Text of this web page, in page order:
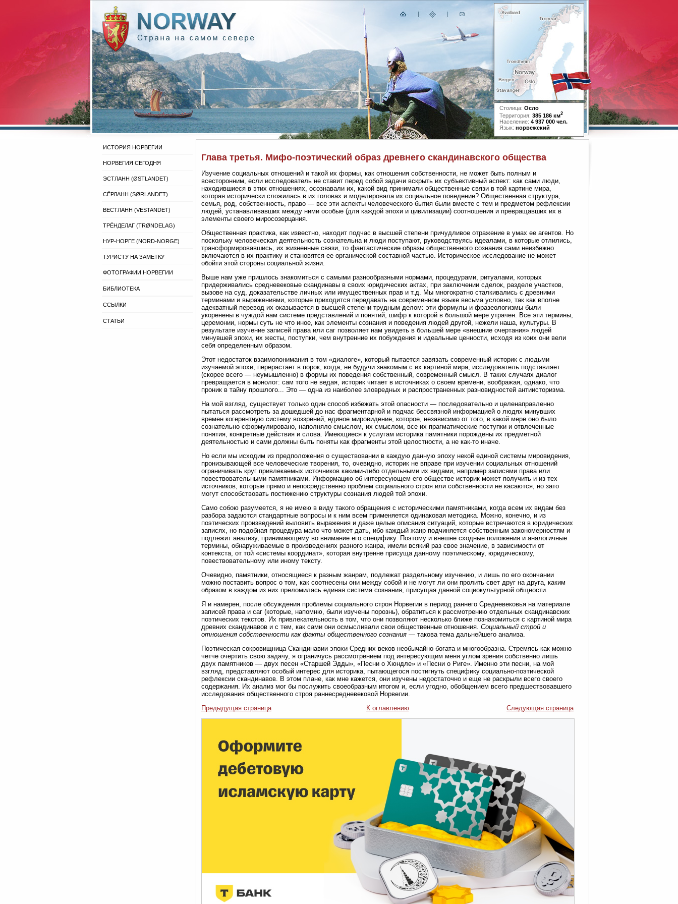
Столица: Осло
Территория: 385 186 км2
Население: 4 937 000 чел.
Язык: норвежский
ИСТОРИЯ НОРВЕГИИ
НОРВЕГИЯ СЕГОДНЯ
ЭСТЛАНН (ØSTLANDET)
СЁРЛАНН (SØRLANDET)
ВЕСТЛАНН (VESTANDET)
ТРЁНДЕЛАГ (TRØNDELAG)
НУР-НОРГЕ (NORD-NORGE)
ТУРИСТУ НА ЗАМЕТКУ
ФОТОГРАФИИ НОРВЕГИИ
БИБЛИОТЕКА
ССЫЛКИ
СТАТЬИ
Глава третья. Мифо-поэтический образ древнего скандинавского общества
Изучение социальных отношений и такой их формы, как отношения собственности, не может быть полным и
всесторонним, если исследователь не ставит перед собой задачи вскрыть их субъективный аспект: как сами люди,
находившиеся в этих отношениях, осознавали их, какой вид принимали общественные связи в той картине мира,
которая исторически сложилась в их головах и моделировала их социальное поведение? Общественная структура,
семья, род, собственность, право — все эти аспекты человеческого бытия были вместе с тем и предметом рефлексии
людей, устанавливавших между ними особые (для каждой эпохи и цивилизации) соотношения и превращавших их в
элементы своего миросозерцания.
Общественная практика, как известно, находит подчас в высшей степени причудливое отражение в умах ее агентов. Но
поскольку человеческая деятельность сознательна и люди поступают, руководствуясь идеалами, в которые отлились,
трансформировавшись, их жизненные связи, то фантастические образы общественного сознания сами неизбежно
включаются в их практику и становятся ее органической составной частью. Историческое исследование не может
обойти этой стороны социальной жизни.
Выше нам уже пришлось знакомиться с самыми разнообразными нормами, процедурами, ритуалами, которых
придерживались средневековые скандинавы в своих юридических актах, при заключении сделок, разделе участков,
вызове на суд, доказательстве личных или имущественных прав и т.д. Мы многократно сталкивались с древними
терминами и выражениями, которые приходится передавать на современном языке весьма условно, так как вполне
адекватный перевод их оказывается в высшей степени трудным делом: эти формулы и фразеологизмы были
укоренены в чуждой нам системе представлений и понятий, шифр к которой в большой мере утрачен. Все эти термины,
церемонии, нормы суть не что иное, как элементы сознания и поведения людей другой, нежели наша, культуры. В
результате изучение записей права или саг позволяет нам увидеть в большей мере «внешние очертания» людей
минувшей эпохи, их жесты, поступки, чем внутренние их побуждения и идеальные ценности, исходя из коих они вели
себя определенным образом.
Этот недостаток взаимопонимания в том «диалоге», который пытается завязать современный историк с людьми
изучаемой эпохи, перерастает в порок, когда, не будучи знакомым с их картиной мира, исследователь подставляет
(скорее всего — неумышленно) в формы их поведения собственный, современный смысл. В таких случаях диалог
превращается в монолог: сам того не ведая, историк читает в источниках о своем времени, воображая, однако, что
проник в тайну прошлого... Это — одна из наиболее зловредных и распространенных разновидностей антиисторизма.
На мой взгляд, существует только один способ избежать этой опасности — последовательно и целенаправленно
пытаться рассмотреть за дошедшей до нас фрагментарной и подчас бессвязной информацией о людях минувших
времен когерентную систему воззрений, единое мировидение, которое, независимо от того, в какой мере оно было
сознательно сформулировано, наполняло смыслом, их смыслом, все их прагматические поступки и отвлеченные
понятия, конкретные действия и слова. Имеющиеся к услугам историка памятники порождены их предметной
деятельностью и сами должны быть поняты как фрагменты этой целостности, а не как-то иначе.
Но если мы исходим из предположения о существовании в каждую данную эпоху некой единой системы мировидения,
пронизывающей все человеческие творения, то, очевидно, историк не вправе при изучении социальных отношений
ограничивать круг привлекаемых источников какими-либо отдельными их видами, например записями права или
повествовательными памятниками. Информацию об интересующем его обществе историк может получить и из тех
источников, которые прямо и непосредственно проблем социального строя или собственности не касаются, но зато
могут способствовать постижению структуры сознания людей той эпохи.
Само собою разумеется, я не имею в виду такого обращения с историческими памятниками, когда всем их видам без
разбора задаются стандартные вопросы и к ним всем применяется одинаковая методика. Можно, конечно, и из
поэтических произведений выловить выражения и даже целые описания ситуаций, которые встречаются в юридических
записях, но подобная процедура мало что может дать, ибо каждый жанр подчиняется собственным закономерностям и
подлежит анализу, принимающему во внимание его специфику. Поэтому и внешне сходные положения и аналогичные
термины, обнаруживаемые в произведениях разного жанра, имели всякий раз свое значение, в зависимости от
контекста, от той «системы координат», которая внутренне присуща данному поэтическому, юридическому,
повествовательному или иному тексту.
Очевидно, памятники, относящиеся к разным жанрам, подлежат раздельному изучению, и лишь по его окончании
можно поставить вопрос о том, как соотнесены они между собой и не могут ли они пролить свет друг на друга, каким
образом в каждом из них преломилась единая система сознания, присущая данной социокультурной общности.
Я и намерен, после обсуждения проблемы социального строя Норвегии в период раннего Средневековья на материале
записей права и саг (которые, напомню, были изучены порознь), обратиться к рассмотрению отдельных скандинавских
поэтических текстов. Их привлекательность в том, что они позволяют несколько ближе познакомиться с картиной мира
древних скандинавов и с тем, как сами они осмысливали свои общественные отношения. Социальный строй и
отношения собственности как факты общественного сознания — такова тема дальнейшего анализа.
Поэтическая сокровищница Скандинавии эпохи Средних веков необычайно богата и многообразна. Стремясь как можно
четче очертить свою задачу, я ограничусь рассмотрением под интересующим меня углом зрения собственно лишь
двух памятников — двух песен «Старшей Эдды», «Песни о Хюндле» и «Песни о Риге». Именно эти песни, на мой
взгляд, представляют особый интерес для историка, пытающегося постигнуть специфику социально-поэтической
рефлексии скандинавов. В этом плане, как мне кажется, они изучены недостаточно и еще не раскрыли всего своего
содержания. Их анализ мог бы послужить своеобразным итогом и, если угодно, обобщением всего предшествовавшего
исследования общественного строя раннесредневековой Норвегии.
Предыдущая страница
К оглавлению Следующая страница